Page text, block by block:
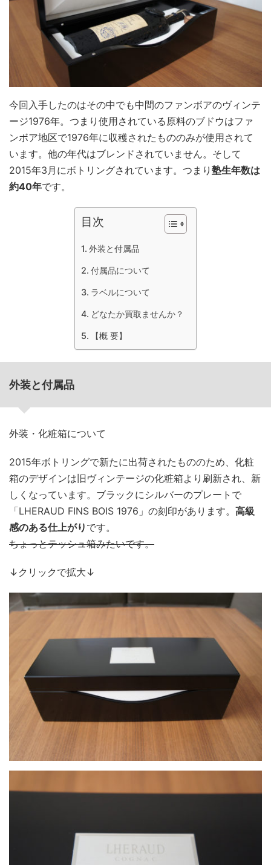
今回入手したのはその中でも中間のファンボアのヴィンテ
ージ1976年。つまり使用されている原料のブドウはファ
ンボア地区で1976年に収穫されたもののみが使用されて
います。他の年代はブレンドされていません。そして
2015年3月にボトリングされています。つまり 塾生年数は
約40年です。
目次
外装と付属品
付属品について
ラベルについて
どなたか買取ませんか？
【概 要】
外装と付属品
外装・化粧箱について
2015年ボトリングで新たに出荷されたもののため、化粧
箱のデザインは旧ヴィンテージの化粧箱より刷新され、新
しくなっています。ブラックにシルバーのプレートで
「LHERAUD FINS BOIS 1976」の刻印があります。 高級
感のある仕上がり です。
ちょっとテッシュ箱みたいです。
↓クリックで拡大↓